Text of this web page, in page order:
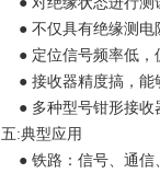
● 不仅具有绝缘测电
● 定位信号频率低，
● 接收器精度搞，能
● 多种型号钳形接收
五:典型应用
● 铁路：信号、通信